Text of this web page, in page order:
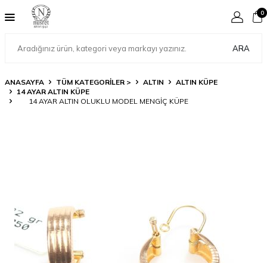
ARA
0
ANASAYFA TÜM KATEGORİLER > ALTIN
ALTIN KÜPE
14 AYAR ALTIN KÜPE
14 AYAR ALTIN OLUKLU MODEL MENGIÇ KÜPE